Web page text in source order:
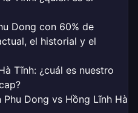
Dong con 60% de
el historial y el
Tĩnh: ¿cuál es nuestro
Dong vs Hồng Lĩnh Hà